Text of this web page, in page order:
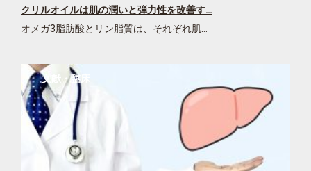
クリルオイルは肌の潤いと弾力性を改善す…
オメガ3脂肪酸とリン脂質は、それぞれ肌…
文献・臨床